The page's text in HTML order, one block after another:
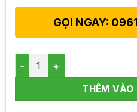
GỌI NGAY:
Máy lọc nước Kangaroo
THÊM VÀO